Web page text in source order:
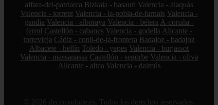
alfara-del-patriarca Bizkaia - basauri Valencia - alaquàs
Valencia - torrent Valencia - la-pobla-de-farnals Valencia -
gandia Valencia - alboraya Valencia - bétera A-coruña -
ferrol Castellón - cabanes Valencia - godella Alicante -
torrevieja Cádiz - conil-de-la-frontera Badajoz - badajoz
Albacete - hellín Toledo - yepes Valencia - burjassot
Valencia - massanassa Castellón - segorbe Valencia - oliva
Alicante - altea Valencia - daimús
© 2026 deceroadoce.es. Todos los derechos reservados.